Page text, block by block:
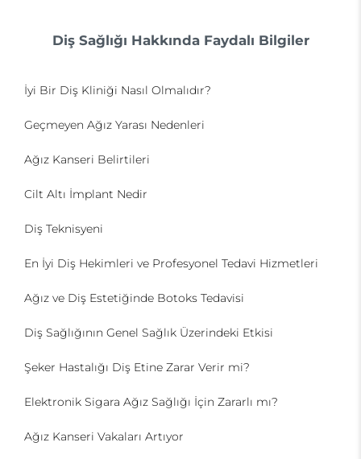
Diş Sağlığı Hakkında Faydalı Bilgiler
İyi Bir Diş Kliniği Nasıl Olmalıdır?
Geçmeyen Ağız Yarası Nedenleri
Ağız Kanseri Belirtileri
Cilt Altı İmplant Nedir
Diş Teknisyeni
En İyi Diş Hekimleri ve Profesyonel Tedavi Hizmetleri
Ağız ve Diş Estetiğinde Botoks Tedavisi
Diş Sağlığının Genel Sağlık Üzerindeki Etkisi
Şeker Hastalığı Diş Etine Zarar Verir mi?
Elektronik Sigara Ağız Sağlığı İçin Zararlı mı?
Ağız Kanseri Vakaları Artıyor